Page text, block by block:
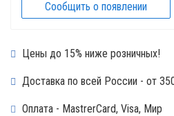
Сообщить о появлении
Цены до 15% ниже розничных!
Доставка по всей России - от
Оплата - MastrerCard, Visa, Мир